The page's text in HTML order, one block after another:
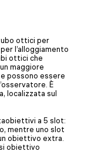
ottici per
l’alloggiamento
ottici che
maggiore
possono essere
È
localizzata sul
a 5 slot:
mentre uno slot
obiettivo extra.
obiettivo